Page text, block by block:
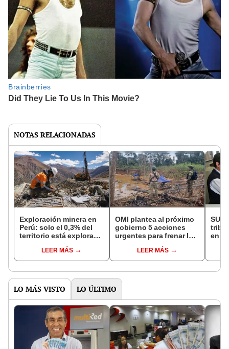
NOTAS RELACIONADAS
Exploración minera en
Perú: solo el 0,3% del
territorio está explorado
2026 suman más de
US$757 millones
LEER MÁS
OMI plantea al próximo
gobierno 5 acciones
urgentes para frenar la
LEER MÁS
en
LO MÁS VISTO LO ÚLTIMO